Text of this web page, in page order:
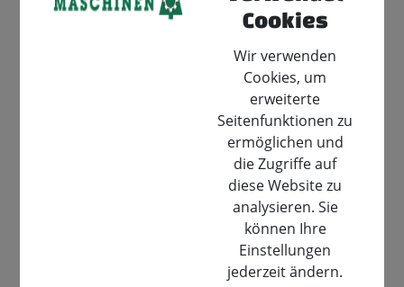
Mit den Formular unterhalb können Sie bei uns
Daten werden nur für die Bearbeitung der
Produktanfrage verwendet und nicht an Dritte
Haus und Garten
Landschaftsbau und Spezialgeräte
Cookies
Wir verwenden
Cookies, um
erweiterte
Seitenfunktionen zu
ermöglichen und
die Zugriffe auf
diese Website zu
analysieren. Sie
können Ihre
Einstellungen
jederzeit ändern.